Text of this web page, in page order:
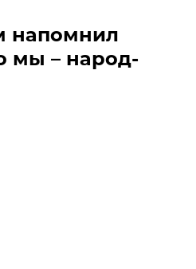
напомнил
мы – народ-